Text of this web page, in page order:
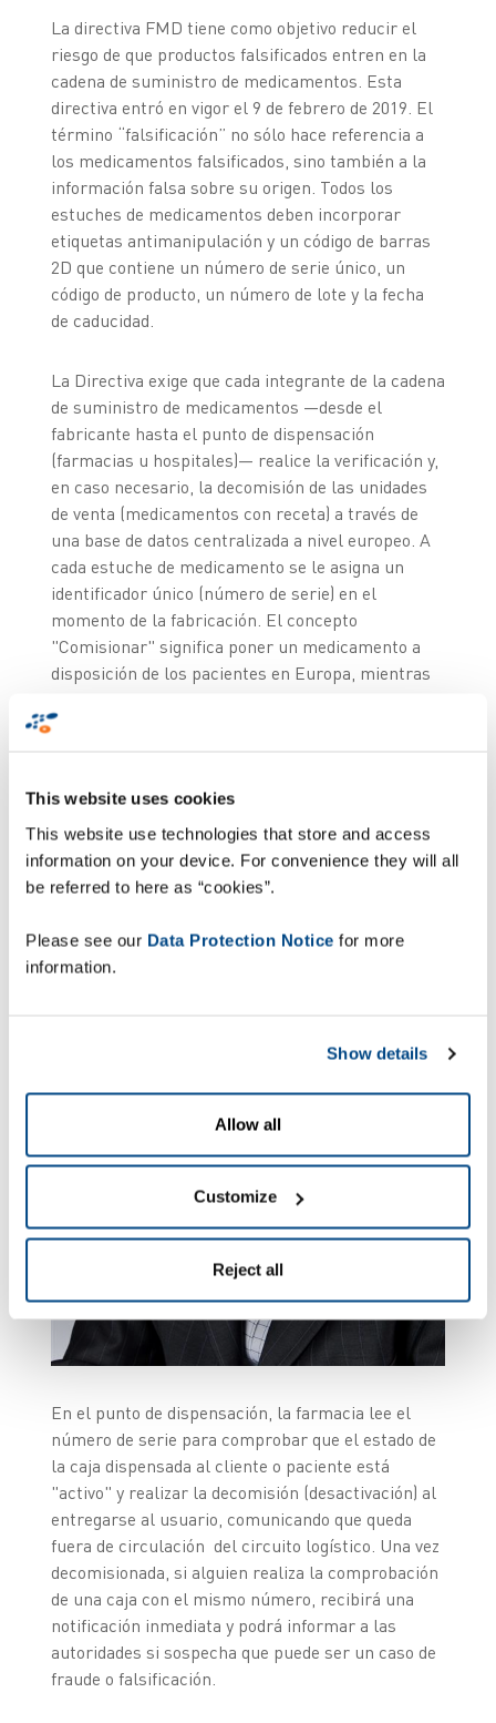
This website uses cookies
This website use technologies that store and access
information on your device. For convenience they will all
be referred to here as “cookies”.
Please see our Data Protection Notice for more
information.
Show details
Allow all
Customize
Reject all
La directiva FMD tiene como objetivo reducir el
riesgo de que productos falsificados entren en la
cadena de suministro de medicamentos. Esta
directiva entró en vigor el 9 de febrero de 2019. El
término “falsificación” no sólo hace referencia a
los medicamentos falsificados, sino también a la
información falsa sobre su origen. Todos los
estuches de medicamentos deben incorporar
etiquetas antimanipulación y un código de barras
2D que contiene un número de serie único, un
código de producto, un número de lote y la fecha
de caducidad.
La Directiva exige que cada integrante de la cadena
de suministro de medicamentos —desde el
fabricante hasta el punto de dispensación
(farmacias u hospitales)— realice la verificación y,
en caso necesario, la decomisión de las unidades
de venta (medicamentos con receta) a través de
una base de datos centralizada a nivel europeo. A
cada estuche de medicamento se le asigna un
identificador único (número de serie) en el
momento de la fabricación. El concepto
"Comisionar" significa poner un medicamento a
disposición de los pacientes en Europa, mientras
disponible.
En el punto de dispensación, la farmacia lee el
número de serie para comprobar que el estado de
la caja dispensada al cliente o paciente está
"activo" y realizar la decomisión (desactivación) al
entregarse al usuario, comunicando que queda
fuera de circulación del circuito logístico. Una vez
decomisionada, si alguien realiza la comprobación
de una caja con el mismo número, recibirá una
notificación inmediata y podrá informar a las
autoridades si sospecha que puede ser un caso de
fraude o falsificación.